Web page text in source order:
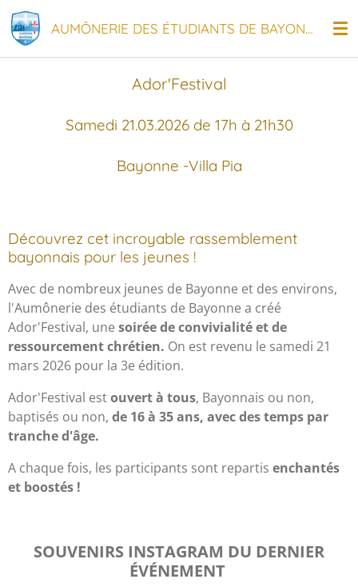
Passer
au
AUMÔNERIE DES ÉTUDIANTS DE BAYONNE
Ador'Festival
Samedi 21.03.2026 de 17h à 21h30
Bayonne -Villa Pia
Découvrez cet incroyable rassemblement
bayonnais pour les jeunes !
Avec de nombreux jeunes de Bayonne et des environs,
l'Aumônerie des étudiants de Bayonne a créé
Ador'Festival, une soirée de convivialité et de
ressourcement chrétien. On est revenu le samedi 21
mars 2026 pour la 3e édition.
Ador'Festival estouvert à tous, Bayonnais ou non,
baptisés ou non, de 16 à 35 ans, avec des temps par
tranche d'âge.
A chaque fois, les participants sont repartis enchantés
et boostés !
SOUVENIRS INSTAGRAM DU DERNIER
ÉVÉNEMENT